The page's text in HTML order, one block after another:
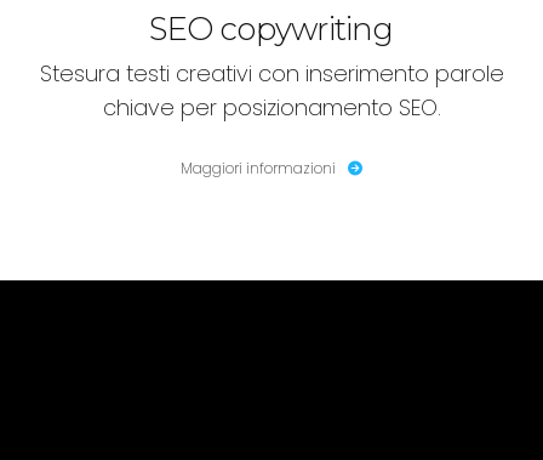
SEO copywriting
Stesura testi creativi con inserimento parole
chiave per posizionamento SEO.
Maggiori informazioni